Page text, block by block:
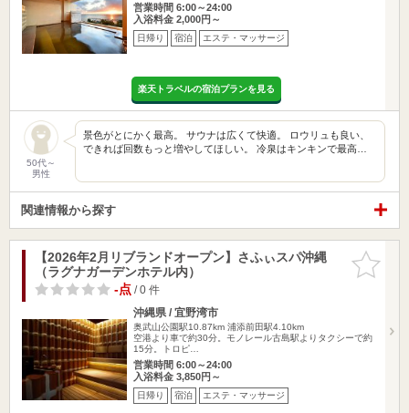
営業時間 6:00～24:00
入浴料金 2,000円～
日帰り 宿泊 エステ・マッサージ
楽天トラベルの宿泊プランを見る
50代～
男性
景色がとにかく最高。 サウナは広くて快適。 ロウリュも良い、
できれば回数もっと増やしてほしい。 冷泉はキンキンで最高…
関連情報から探す
お気に入
りに追加
【2026年2月リブランドオープン】さふぃスパ沖縄
（ラグナガーデンホテル内）
-点/ 0 件
沖縄県 / 宜野湾市
奥武山公園駅10.87km 浦添前田駅4.10km
空港より車で約30分。モノレール古島駅よりタクシーで約
15分。トロピ…
営業時間 6:00～24:00
入浴料金 3,850円～
日帰り 宿泊 エステ・マッサージ